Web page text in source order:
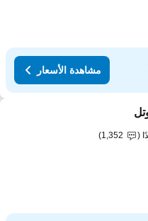
مشاهدة الأسعار
Add to
1,352